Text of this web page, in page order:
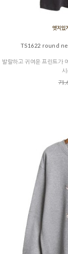
TS1622 round
발랄하고 귀여운 프린트가